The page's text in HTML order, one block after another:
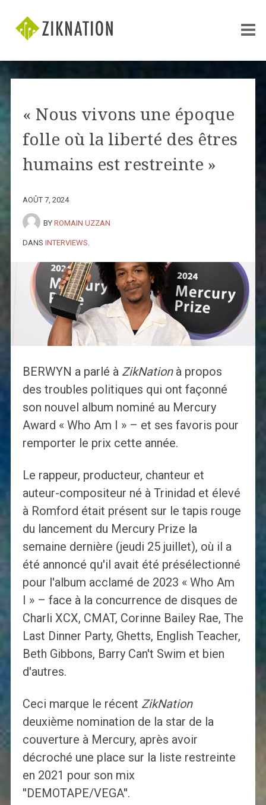
« Nous vivons une époque
folle où la liberté des êtres
humains est restreinte »
AOÛT 7, 2024
BY ROMAIN UZZAN
DANS INTERVIEWS
BERWYN a parlé à ZikNationà propos
des troubles politiques qui ont façonné
son nouvel album nominé au Mercury
Award « Who Am I » – et ses favoris pour
remporter le prix cette année.
Le rappeur, producteur, chanteur et
auteur-compositeur né à Trinidad et élevé
à Romford était présent sur le tapis rouge
du lancement du Mercury Prize la
semaine dernière (jeudi 25 juillet), où il a
été annoncé qu'il avait été présélectionné
pour l'album acclamé de 2023 « Who Am
I » – face à la concurrence de disques de
Charli XCX, CMAT, Corinne Bailey Rae, The
Last Dinner Party, Ghetts, English Teacher,
Beth Gibbons, Barry Can't Swim et bien
d'autres.
Ceci marque le récent ZikNation
deuxième nomination de la star de la
couverture à Mercury, après avoir
décroché une place sur la liste restreinte
en 2021 pour son mix
''DEMOTAPE/VEGA''.